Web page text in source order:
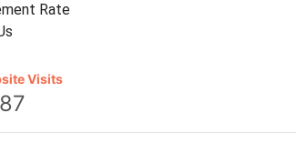
Rate
Visits